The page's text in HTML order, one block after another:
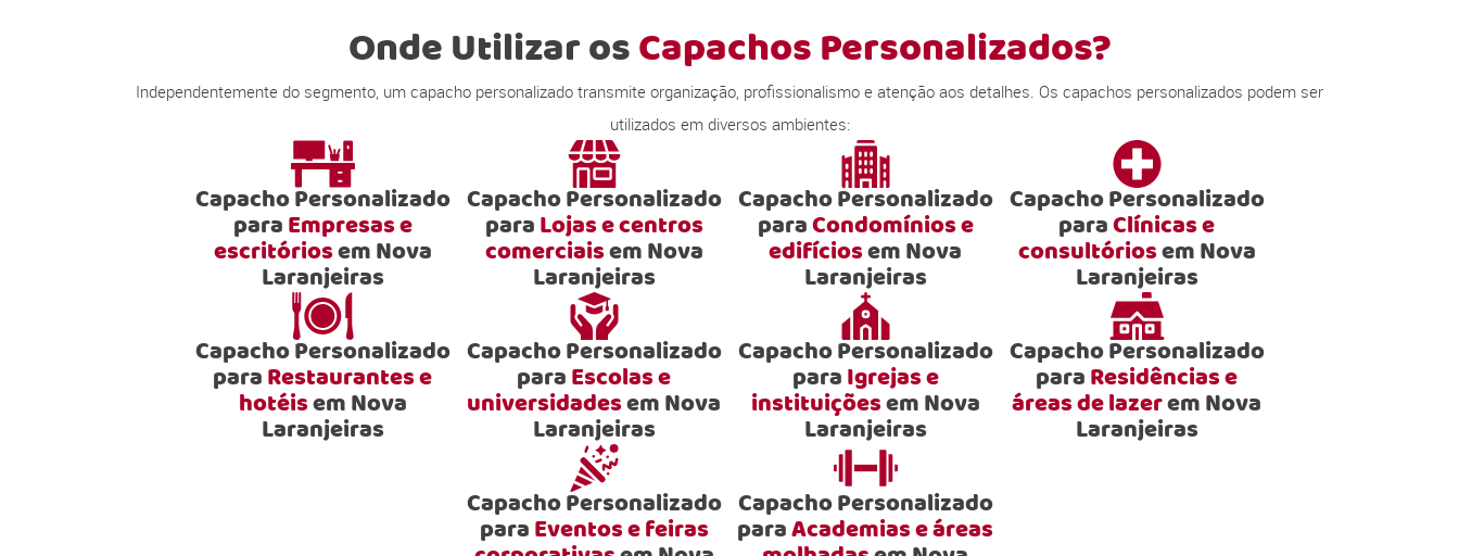
Onde Utilizar osCapachos Personalizados?
Independentemente do segmento, um capacho personalizado transmite organização, profissionalismo e atenção aos detalhes. Os capachos personalizados podem ser
utilizados em diversos ambientes:
Capacho Personalizado
paraEmpresas e
escritóriosem Nova
Laranjeiras
Capacho Personalizado
paraLojas e centros
comerciaisem Nova
Laranjeiras
Capacho Personalizado
paraCondomínios e
edifíciosem Nova
Laranjeiras
Capacho Personalizado
paraClínicas e
consultóriosem Nova
Laranjeiras
Capacho Personalizado
paraRestaurantes e
hotéisem Nova
Laranjeiras
Capacho Personalizado
paraEscolas e
universidadesem Nova
Laranjeiras
Capacho Personalizado
paraIgrejas e
instituiçõesem Nova
Laranjeiras
Capacho Personalizado
paraResidências e
áreas de lazerem Nova
Laranjeiras
Capacho Personalizado
paraEventos e feiras
Capacho Personalizado
paraAcademias e áreas